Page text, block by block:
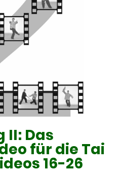
II: Das
für die Tai
16-26